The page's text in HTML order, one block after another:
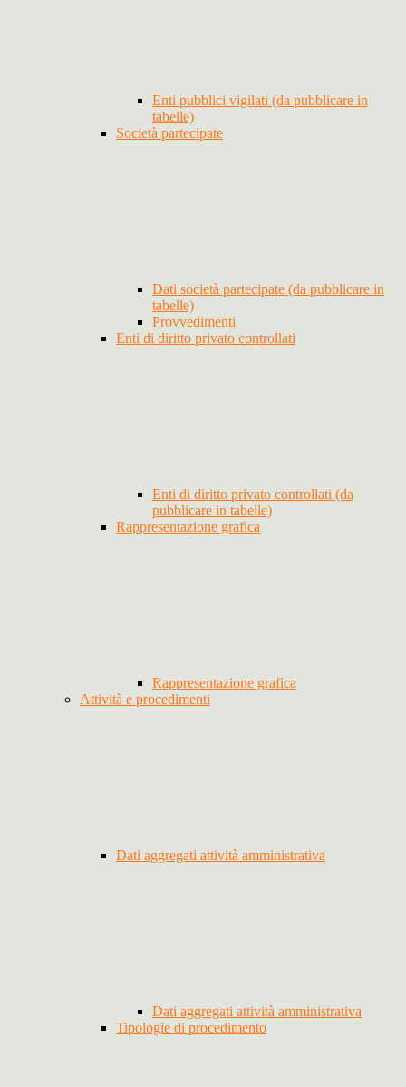
Enti pubblici vigilati (da pubblicare in
tabelle)
Società partecipate
Dati società partecipate (da pubblicare in
tabelle)
Provvedimenti
Enti di diritto privato controllati
Enti di diritto privato controllati (da
pubblicare in tabelle)
Rappresentazione grafica
Rappresentazione grafica
Attività e procedimenti
Dati aggregati attività amministrativa
Dati aggregati attività amministrativa
Tipologie di procedimento